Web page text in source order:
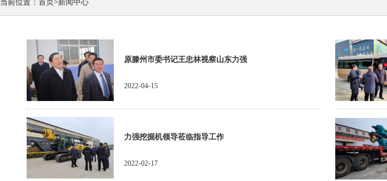
当前位置： 首页>新闻中心
原滕州市委书记王忠林视察山东力强
2022-04-15
力强挖掘机领导莅临指导工作
2022-02-17